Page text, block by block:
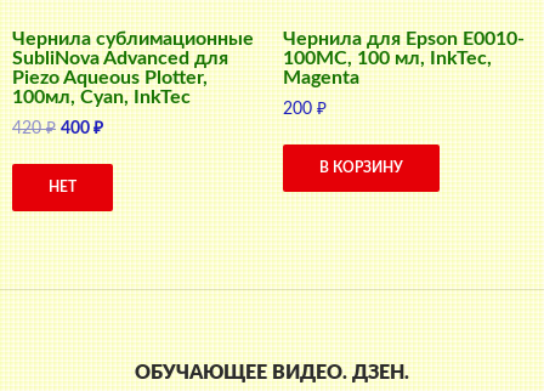
Чернила сублимационные
SubliNova Advanced для
Piezo Aqueous Plotter,
100мл, Cyan, InkTec
420₽ Первоначальная
цена
составляла
400₽Текущая
цена:
400 ₽.
НЕТ
Чернила для Epson E0010-
100MC, 100 мл, InkTec,
Magenta
200₽
В КОРЗИНУ
ОБУЧАЮЩЕЕ ВИДЕО. ДЗЕН.